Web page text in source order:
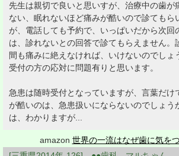
先生は親切で良いと思いすが、治療中の歯が
ない、眠れないほど痛みが酷いので診てもら
が、電話しても予約で、いっぱいだから次回
は、診れないとの回答で診てもらえません。
間も痛みに絶えなければ、いけないのでしょ
受付の方の応対に問題有りと思います。
急患は随時受付となっていますが、言葉だ
が酷いのは、急患扱いにならないのでしょ
は、わかりますが...
amazon 世界の一流はなぜ歯に気を